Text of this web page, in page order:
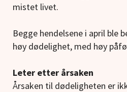
mistet livet.
Begge hendelsene i april ble
høy dødelighet, med høy
Leter etter årsaken
Årsaken til dødeligheten er